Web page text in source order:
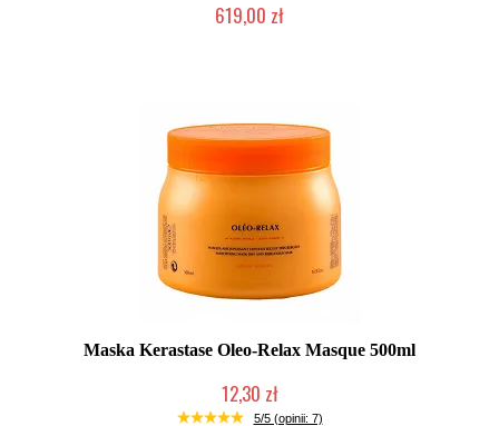
619,00 zł
Maska Kerastase Oleo-Relax Masque 500ml
12,30 zł
Produkt wycofany
5/5 (opinii: 7)